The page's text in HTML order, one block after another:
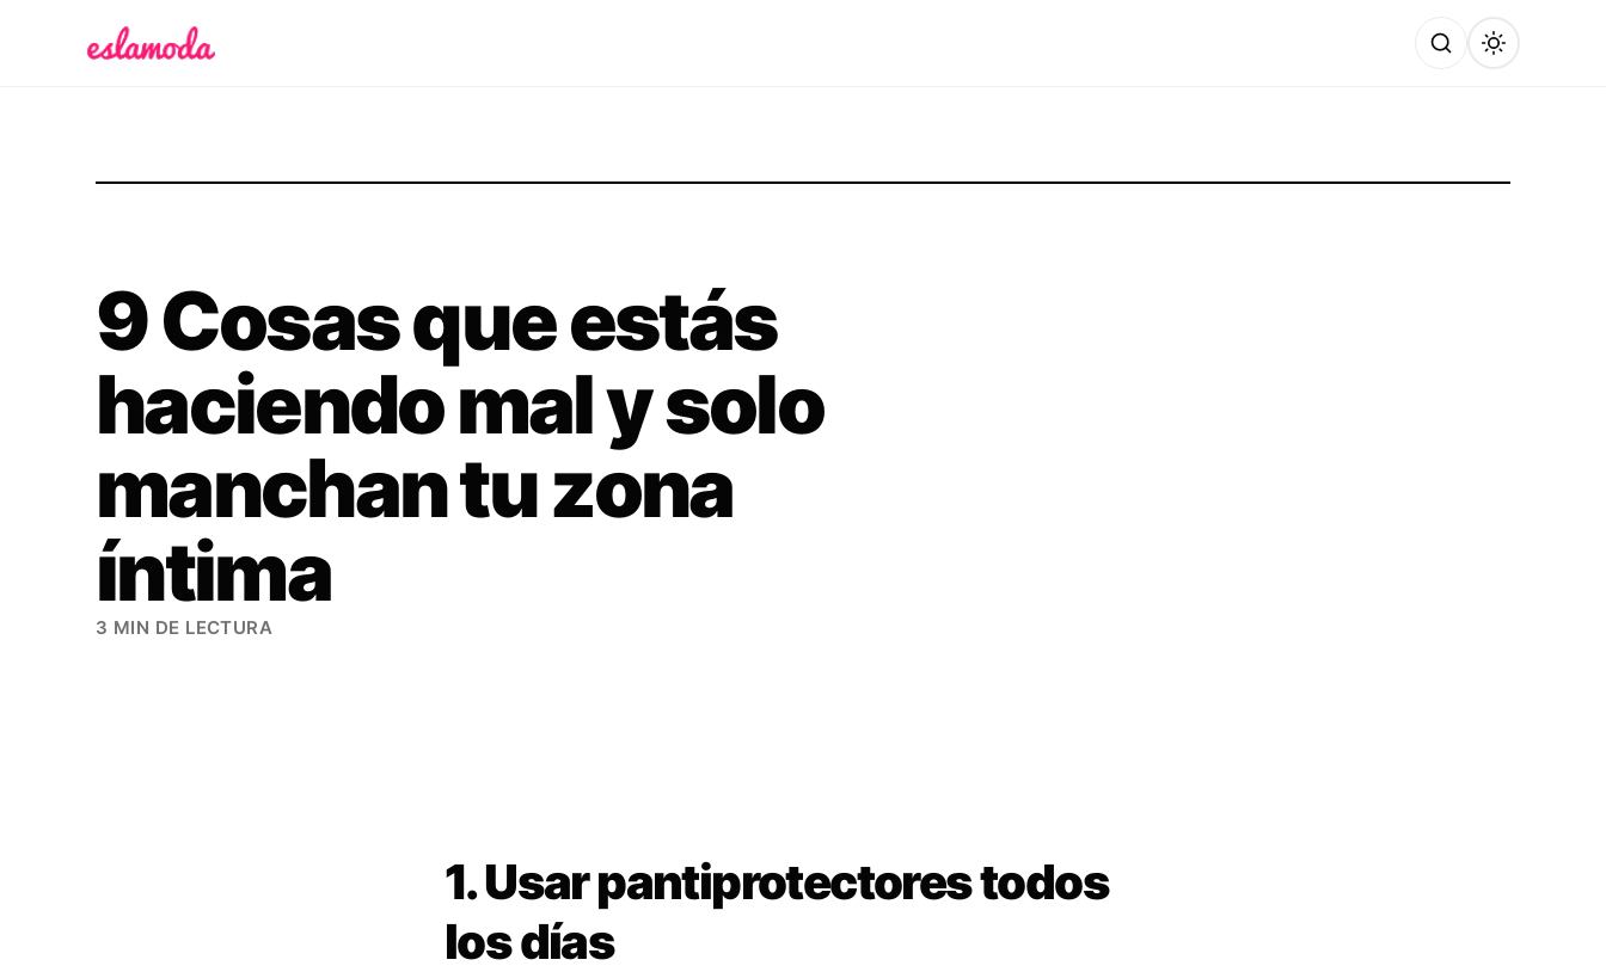
9 Cosas que estás
haciendo mal y solo
manchan tu zona
íntima
3 MIN DE LECTURA
1. Usar pantiprotectores todos
los días